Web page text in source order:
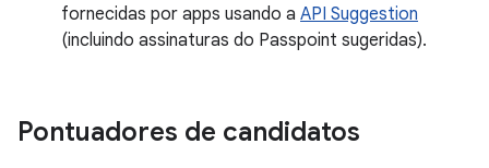
fornecidas por apps usando a API Suggestion
(incluindo assinaturas do Passpoint sugeridas).
Pontuadores de candidatos